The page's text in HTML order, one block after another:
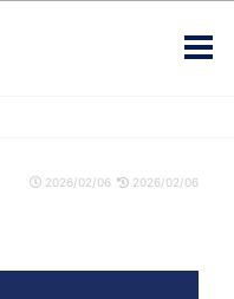
2026/02/06 2026/02/06